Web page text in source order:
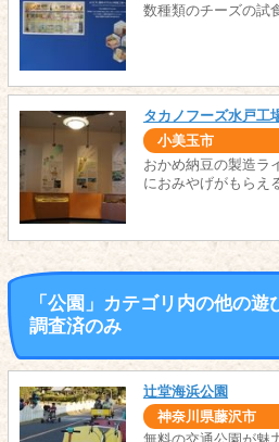
数種類のチーズの試
タカノフーズ水戸工
小美玉市
おかめ納豆の製造ラ
におみやげがもらえ
「公園」カテゴリ内の他の
調査済のみ
辻堂海浜公園
神奈川県藤沢市